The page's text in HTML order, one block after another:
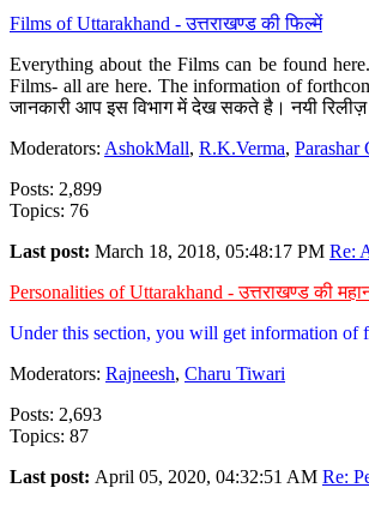
Films of Uttarakhand - उत्तराखण्ड की फिल्में
Everything about the Films can be found
Films- all are here. The information of
जानकारी आप इस विभाग में देख सकते है। नयी रिलीज़
Moderators: AshokMall, R.K.Verma, Parashar
Posts: 2,899
Topics: 76
Last post: March 18, 2018, 05:48:17 PM Re:
Personalities of Uttarakhand - उत्तराखण्ड की
Under this section, you will get information of
Moderators: Rajneesh, Charu Tiwari
Posts: 2,693
Topics: 87
Last post: April 05, 2020, 04:32:51 AM Re: